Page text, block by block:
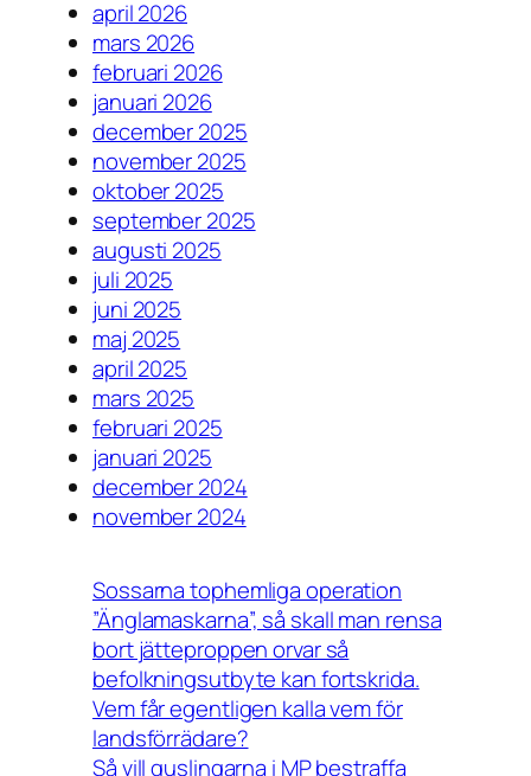
april 2026
mars 2026
februari 2026
januari 2026
december 2025
november 2025
oktober 2025
september 2025
augusti 2025
juli 2025
juni 2025
maj 2025
april 2025
mars 2025
februari 2025
januari 2025
december 2024
november 2024
Sossarna tophemliga operation
”Änglamaskarna”, så skall man rensa
bort jätteproppen orvar så
befolkningsutbyte kan fortskrida.
Vem får egentligen kalla vem för
landsförrädare?
Så vill quslingarna i MP bestraffa